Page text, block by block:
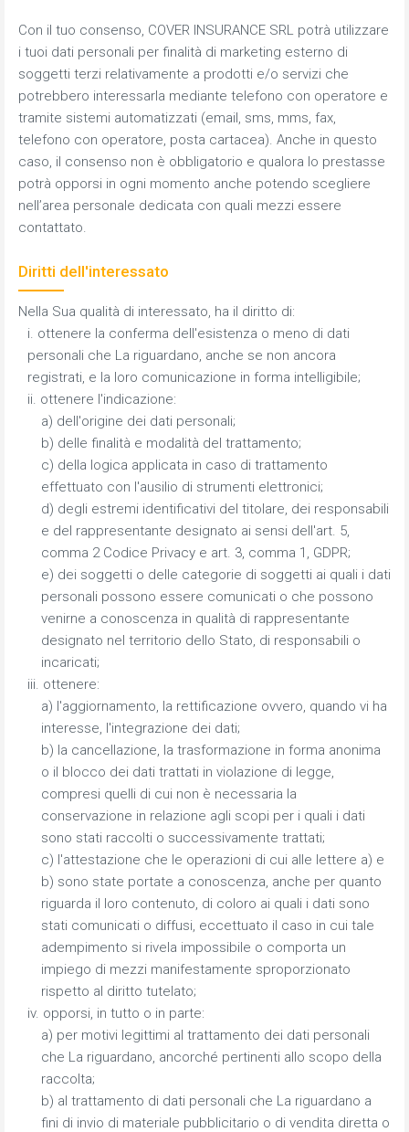
Con il tuo consenso, COVER INSURANCE SRL potrà utilizzare
i tuoi dati personali per finalità di marketing esterno di
soggetti terzi relativamente a prodotti e/o servizi che
potrebbero interessarla mediante telefono con operatore e
tramite sistemi automatizzati (email, sms, mms, fax,
telefono con operatore, posta cartacea). Anche in questo
caso, il consenso non è obbligatorio e qualora lo prestasse
potrà opporsi in ogni momento anche potendo scegliere
nell’area personale dedicata con quali mezzi essere
contattato.
Diritti dell'interessato
Nella Sua qualità di interessato, ha il diritto di:
i. ottenere la conferma dell'esistenza o meno di dati
personali che La riguardano, anche se non ancora
registrati, e la loro comunicazione in forma intelligibile;
ii. ottenere l'indicazione:
a) dell'origine dei dati personali;
b) delle finalità e modalità del trattamento;
c) della logica applicata in caso di trattamento
effettuato con l'ausilio di strumenti elettronici;
d) degli estremi identificativi del titolare, dei responsabili
e del rappresentante designato ai sensi dell'art. 5,
comma 2 Codice Privacy e art. 3, comma 1, GDPR;
e) dei soggetti o delle categorie di soggetti ai quali i dati
personali possono essere comunicati o che possono
venirne a conoscenza in qualità di rappresentante
designato nel territorio dello Stato, di responsabili o
incaricati;
iii. ottenere:
a) l'aggiornamento, la rettificazione ovvero, quando vi ha
interesse, l'integrazione dei dati;
b) la cancellazione, la trasformazione in forma anonima
o il blocco dei dati trattati in violazione di legge,
compresi quelli di cui non è necessaria la
conservazione in relazione agli scopi per i quali i dati
sono stati raccolti o successivamente trattati;
c) l'attestazione che le operazioni di cui alle lettere a) e
b) sono state portate a conoscenza, anche per quanto
riguarda il loro contenuto, di coloro ai quali i dati sono
stati comunicati o diffusi, eccettuato il caso in cui tale
adempimento si rivela impossibile o comporta un
impiego di mezzi manifestamente sproporzionato
rispetto al diritto tutelato;
iv. opporsi, in tutto o in parte:
a) per motivi legittimi al trattamento dei dati personali
che La riguardano, ancorché pertinenti allo scopo della
raccolta;
b) al trattamento di dati personali che La riguardano a
fini di invio di materiale pubblicitario o di vendita diretta o